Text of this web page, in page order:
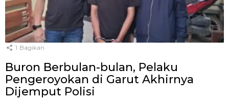
1 Bagikan
Buron Berbulan-bulan, Pelaku
Pengeroyokan di Garut Akhirnya
Dijemput Polisi